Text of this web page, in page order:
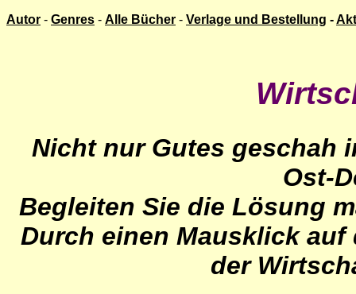
Autor - Genres - Alle Bücher - Verlage und Bestellung -
Nicht nur Gutes geschah
Ost-
Begleiten Sie die Lösung
Durch einen Mausklick
der